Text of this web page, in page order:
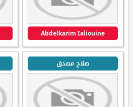
Abdelkarim Ialiouine
صلاح مصدق